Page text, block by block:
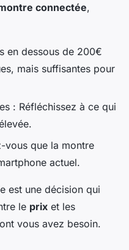
connectée,
en dessous de 200€
mais suffisantes pour
: Réfléchissez à ce qui
vous que la montre
actuel.
est une décision qui
le prix et les
vous avez besoin.